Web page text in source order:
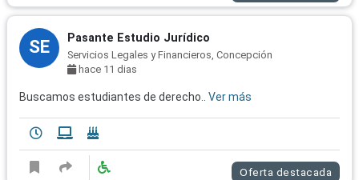
SE Pasante Estudio Jurídico
Servicios Legales y Financieros, Concepción
hace 11 dias
Buscamos estudiantes de derecho.. Ver más
Oferta destacada